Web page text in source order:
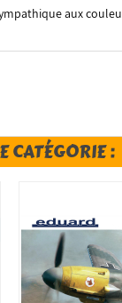
aux
CATÉGORIE :